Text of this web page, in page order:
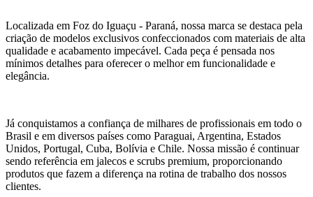
Localizada em Foz do Iguaçu - Paraná, nossa marca se destaca pela
criação de modelos exclusivos confeccionados com materiais de alta
qualidade e acabamento impecável. Cada peça é pensada nos
mínimos detalhes para oferecer o melhor em funcionalidade e
elegância.
Já conquistamos a confiança de milhares de profissionais em todo o
Brasil e em diversos países como Paraguai, Argentina, Estados
Unidos, Portugal, Cuba, Bolívia e Chile. Nossa missão é continuar
sendo referência em jalecos e scrubs premium, proporcionando
produtos que fazem a diferença na rotina de trabalho dos nossos
clientes.